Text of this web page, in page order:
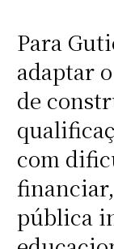
Para
adaptar
de
com
pública